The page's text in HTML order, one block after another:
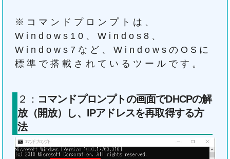
※コマンドプロンプトは、
Windows10、Windos8、
Windows7など、WindowsのOSに
標準で搭載されているツールです。
２： コマンドプロンプトの画面でDHCPの解
放（開放）し、IPアドレスを再取得する方
法